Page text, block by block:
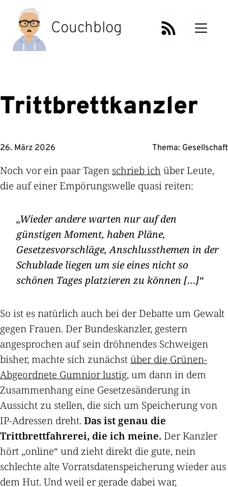
Inhalt
springen
Couchblog
Trittbrettkanzler
26. März 2026 Thema: Gesellschaft
Noch vor ein paar Tagen schrieb ichüber Leute,
die auf einer Empörungswelle quasi reiten:
Wieder andere warten nur auf den
günstigen Moment, haben Pläne,
Gesetzesvorschläge, Anschlussthemen in der
Schublade liegen um sie eines nicht so
schönen Tages platzieren zu können […]
So ist es natürlich auch bei der Debatte um Gewalt
gegen Frauen. Der Bundeskanzler, gestern
angesprochen auf sein dröhnendes Schweigen
bisher, machte sich zunächstüber die Grünen-
Abgeordnete Gumnior lustig, um dann in dem
Zusammenhang eine Gesetzesänderung in
Aussicht zu stellen, die sich um Speicherung von
IP-Adressen dreht. Das ist genau die
Trittbrettfahrerei, die ich meine. Der Kanzler
hört „online“ und zieht direkt die gute, nein
schlechte alte Vorratsdatenspeicherung wieder aus
dem Hut. Und weil er gerade dabei war,